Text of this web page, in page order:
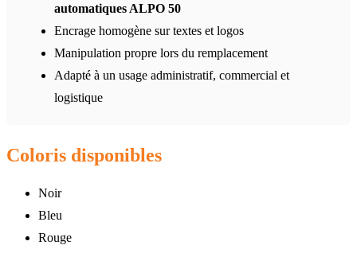
automatiques ALPO 50
Encrage homogène sur textes et logos
Manipulation propre lors du remplacement
Adapté à un usage administratif, commercial et
logistique
Coloris disponibles
Noir
Bleu
Rouge